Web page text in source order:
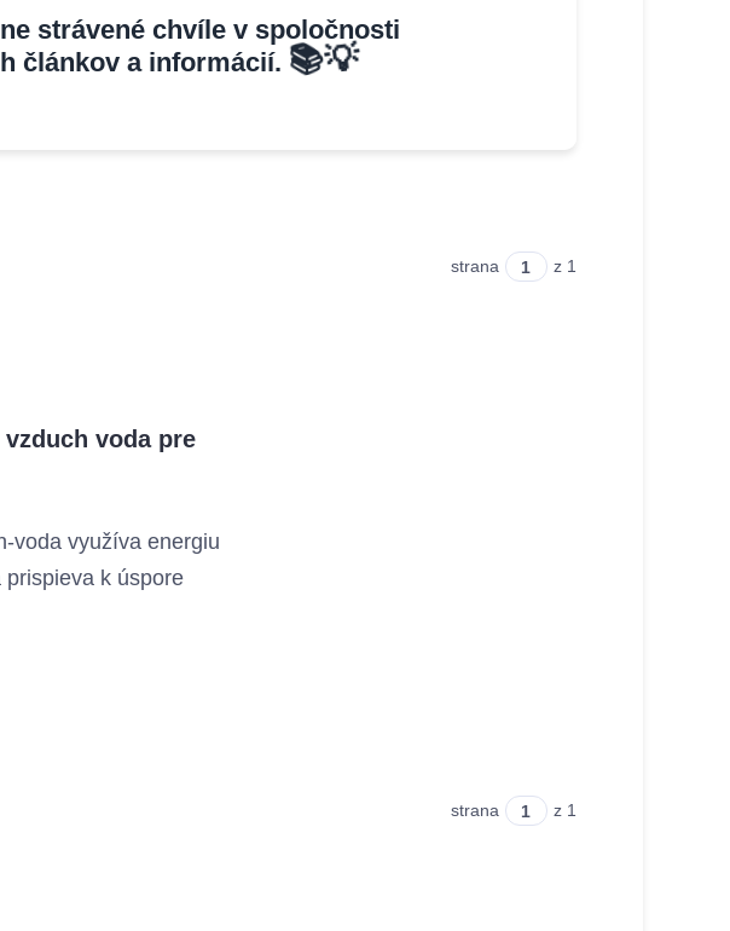
strávené chvíle v spoločnosti
článkov a informácií. 📚💡
strana z 1
voda pre
voda využíva energiu
k úspore
strana z 1